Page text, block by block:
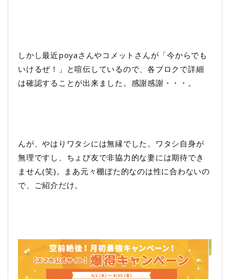
しかし最近poyaさんやコメットさんが「今からでも
いけるぜ！」と喧伝しているので、各ブロクで詳細
は確認することが出来ました。感謝感謝・・・。
んが、やはりワタシには無縁でした。ワタシ自身が
無理ですし、ちょび友で非協力的な妻には期待でき
ません(笑)。まあ元々棚ぼた的なのは性に合わないの
で、ご紹介だけ。